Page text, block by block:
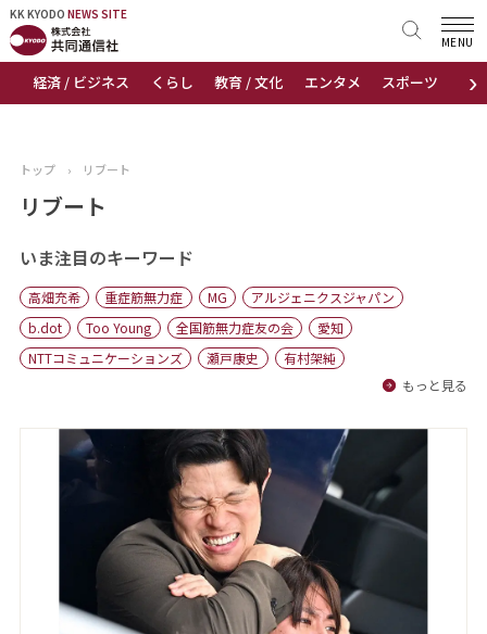
KK KYODO NEWS SITE
›
経済 / ビジネス くらし 教育 / 文化 エンタメ スポーツ 地域
MENU
KK KYODONEWS SITE
トップページ
ニュース
おすすめコンテンツ
出版物
会社概要
トップ › リブート
リブート
いま注目のキーワード
高畑充希 重症筋無力症 MG
アルジェニクスジャパン
b.dot
Too Young 全国筋無力症友の会
愛知
NTTコミュニケーションズ
瀬戸康史
有村架純
もっと見る